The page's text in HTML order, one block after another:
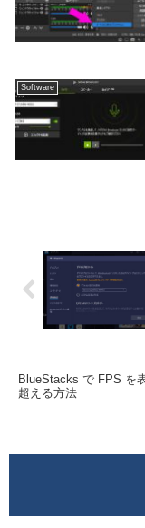
Software
BlueStacks で FPS を
超える方法